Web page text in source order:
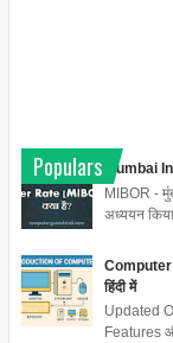
Populars
Mumbai
MIBOR -
अध्ययन
Computer
हिंदी में
Updated
Features